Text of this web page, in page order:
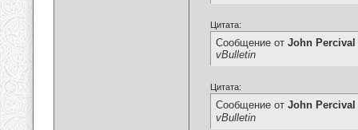
Цитата:
Сообщение от John Percival
vBulletin
Цитата:
Сообщение от John Percival
vBulletin